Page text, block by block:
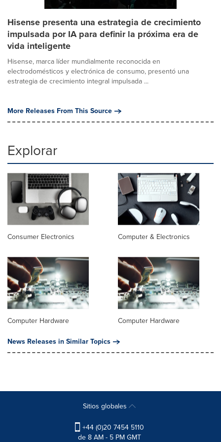
Hisense presenta una estrategia de crecimiento
impulsada por IA para definir la próxima era de
vida inteligente
Hisense, marca líder mundialmente reconocida en
electrodomésticos y electrónica de consumo, presentó una
estrategia de crecimiento integral impulsada ...
More Releases From This Source
Explorar
Consumer Electronics Computer & Electronics
Computer Hardware
Computer Hardware
News Releases in Similar Topics
Sitios globales
+44 (0)20 7454 5110
de 8 AM - 5 PM GMT